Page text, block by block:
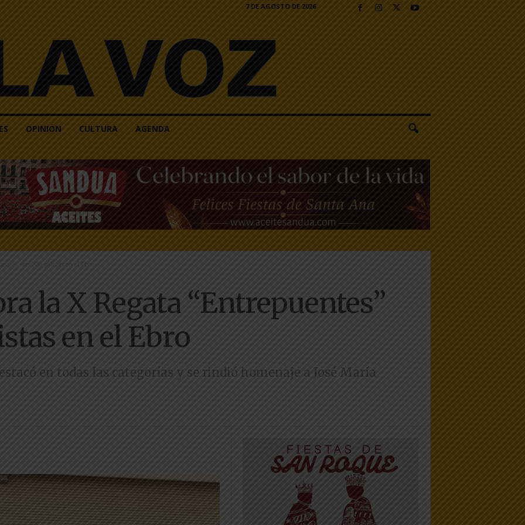
7 DE AGOSTO DE 2026
OPINIÓN CULTURA AGENDA
con 200 palistas en el Ebro
la X Regata “Entrepuentes”
en el Ebro
en todas las categorías y se rindió homenaje a José María